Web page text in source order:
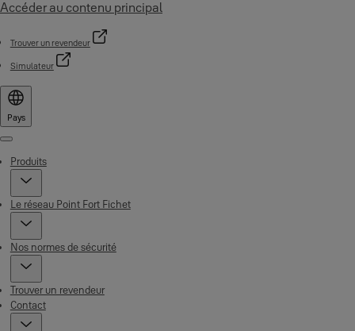
Accéder au contenu principal
Trouver un revendeur
Simulateur
Pays
Menu
Produits
Le réseau Point Fort Fichet
Nos normes de sécurité
Trouver un revendeur
Contact